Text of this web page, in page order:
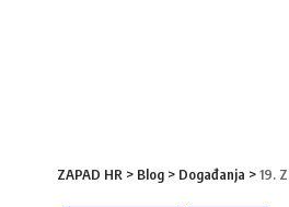
ZAPAD HR > Blog > Događanja >19.